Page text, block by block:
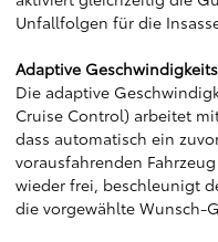
Unfallfolgen für die
Adaptive
Die adaptive
Cruise Control) arbeitet
dass automatisch ein
vorausfahrenden
wieder frei, beschleunigt
die vorgewählte Wunsch-